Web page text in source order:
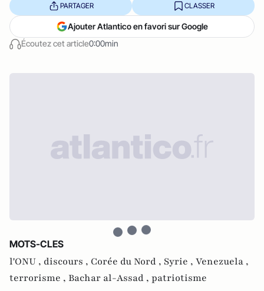
Écoutez cet article0:00min
PARTAGER CLASSER
Ajouter Atlantico en favori sur Google
MOTS-CLES
l'ONU , discours , Corée du Nord , Syrie , Venezuela ,
terrorisme , Bachar al-Assad , patriotisme